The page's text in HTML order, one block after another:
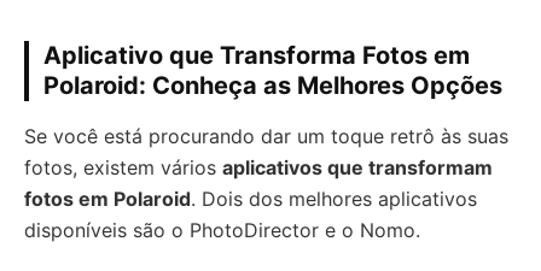
Aplicativo que Transforma Fotos em
Polaroid: Conheça as Melhores Opções
Se você está procurando dar um toque retrô às suas
fotos, existem vários aplicativos que transformam
fotos em Polaroid. Dois dos melhores aplicativos
disponíveis são o PhotoDirector e o Nomo.